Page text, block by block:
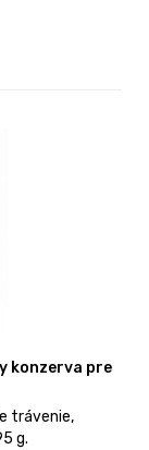
konzerva pre
trávenie,
g.